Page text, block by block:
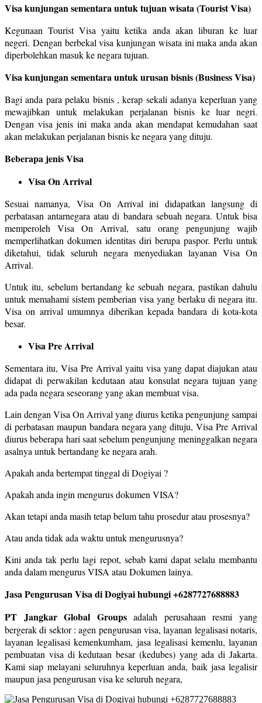
Visa kunjungan sementara untuk tujuan wisata (Tourist Visa)
Kegunaan Tourist Visa yaitu ketika anda akan liburan ke luar
negeri. Dengan berbekal visa kunjungan wisata ini maka anda akan
diperbolehkan masuk ke negara tujuan.
Visa kunjungan sementara untuk urusan bisnis (Business Visa)
Bagi anda para pelaku bisnis , kerap sekali adanya keperluan yang
mewajibkan untuk melakukan perjalanan bisnis ke luar negri.
Dengan visa jenis ini maka anda akan mendapat kemudahan saat
akan melakukan perjalanan bisnis ke negara yang dituju.
Beberapa jenis Visa
Visa On Arrival
Sesuai namanya, Visa On Arrival ini didapatkan langsung di
perbatasan antarnegara atau di bandara sebuah negara. Untuk bisa
memperoleh Visa On Arrival, satu orang pengunjung wajib
memperlihatkan dokumen identitas diri berupa paspor. Perlu untuk
diketahui, tidak seluruh negara menyediakan layanan Visa On
Arrival.
Untuk itu, sebelum bertandang ke sebuah negara, pastikan dahulu
untuk memahami sistem pemberian visa yang berlaku di negara itu.
Visa on arrival umumnya diberikan kepada bandara di kota-kota
besar.
Visa Pre Arrival
Sementara itu, Visa Pre Arrival yaitu visa yang dapat diajukan atau
didapat di perwakilan kedutaan atau konsulat negara tujuan yang
ada pada negara seseorang yang akan membuat visa.
Lain dengan Visa On Arrival yang diurus ketika pengunjung sampai
di perbatasan maupun bandara negara yang dituju, Visa Pre Arrival
diurus beberapa hari saat sebelum pengunjung meninggalkan negara
asalnya untuk bertandang ke negara arah.
Apakah anda bertempat tinggal di Dogiyai ?
Apakah anda ingin mengurus dokumen VISA?
Akan tetapi anda masih tetap belum tahu prosedur atau prosesnya?
Atau anda tidak ada waktu untuk mengurusnya?
Kini anda tak perlu lagi repot, sebab kami dapat selalu membantu
anda dalam mengurus VISA atau Dokumen lainya.
Jasa Pengurusan Visa di Dogiyai hubungi +6287727688883
PT Jangkar Global Groupsadalah perusahaan resmi yang
bergerak di sektor : agen pengurusan visa, layanan legalisasi notaris,
layanan legalisasi kemenkumham, jasa legalisasi kemenlu, layanan
pembuatan visa di kedutaan besar (kedubes) yang ada di Jakarta.
Kami siap melayani seluruhnya keperluan anda, baik jasa legalisir
maupun jasa pengurusan visa ke seluruh negara,